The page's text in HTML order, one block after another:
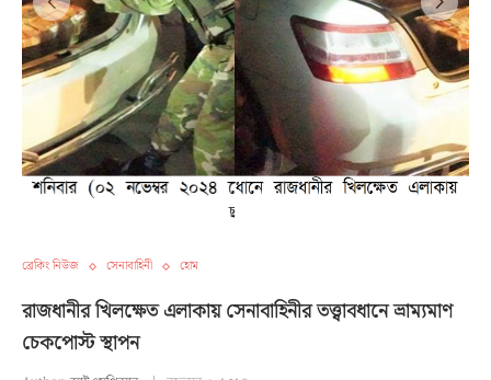
ব্রেকিং নিউজ সেনাবাহিনী হোম
রাজধানীর খিলক্ষেত এলাকায় সেনাবাহিনীর তত্ত্বাবধানে ভ্রাম্যমাণ
চেকপোস্ট স্থাপন